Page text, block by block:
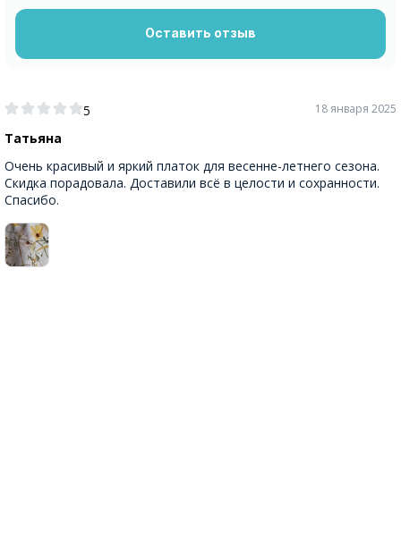
5
Татьяна
18 января 2025
Очень красивый и яркий платок для весенне-летнего сезона.
Скидка порадовала. Доставили всё в целости и сохранности.
Спасибо.
Оставить отзыв